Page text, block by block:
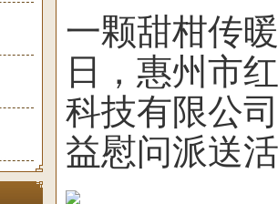
一颗甜柑传
日，惠州市
科技有限公
益慰问派送